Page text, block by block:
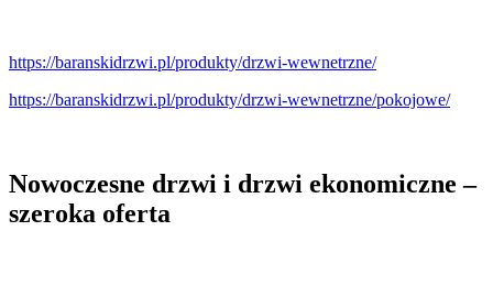
https://baranskidrzwi.pl/produkty/drzwi-wewnetrzne/
https://baranskidrzwi.pl/produkty/drzwi-wewnetrzne/pokojowe/
Nowoczesne drzwi i drzwi ekonomiczne –
szeroka oferta